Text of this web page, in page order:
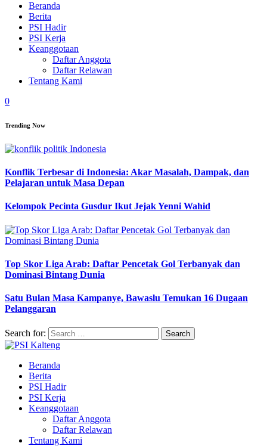
Beranda
Berita
PSI Hadir
PSI Kerja
Keanggotaan
Daftar Anggota
Daftar Relawan
Tentang Kami
0
Trending Now
Konflik Terbesar di Indonesia: Akar Masalah, Dampak, dan
Pelajaran untuk Masa Depan
Kelompok Pecinta Gusdur Ikut Jejak Yenni Wahid
Top Skor Liga Arab: Daftar Pencetak Gol Terbanyak dan
Dominasi Bintang Dunia
Satu Bulan Masa Kampanye, Bawaslu Temukan 16 Dugaan
Pelanggaran
Search for:
Beranda
Berita
PSI Hadir
PSI Kerja
Keanggotaan
Daftar Anggota
Daftar Relawan
Tentang Kami